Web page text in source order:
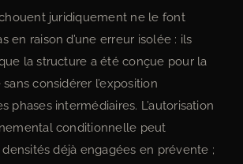
juridiquement ne le font
en raison d’une erreur isolée : ils
la structure a été conçue pour la
considérer l’exposition
phases intermédiaires. L’autorisation
conditionnelle peut
déjà engagées en prévente ;